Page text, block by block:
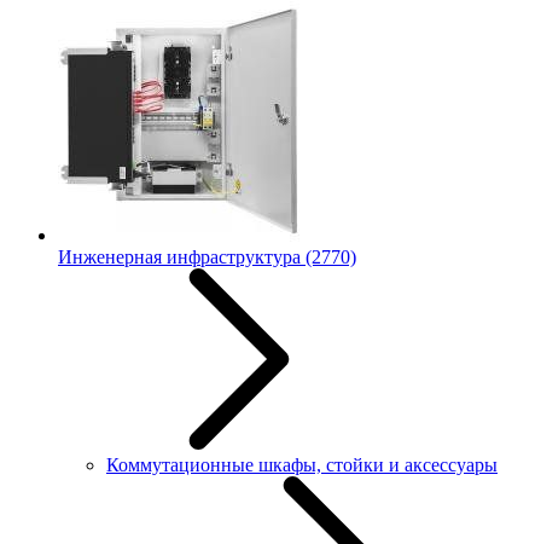
Инженерная инфраструктура (2770)
Коммутационные шкафы, стойки и аксессуары